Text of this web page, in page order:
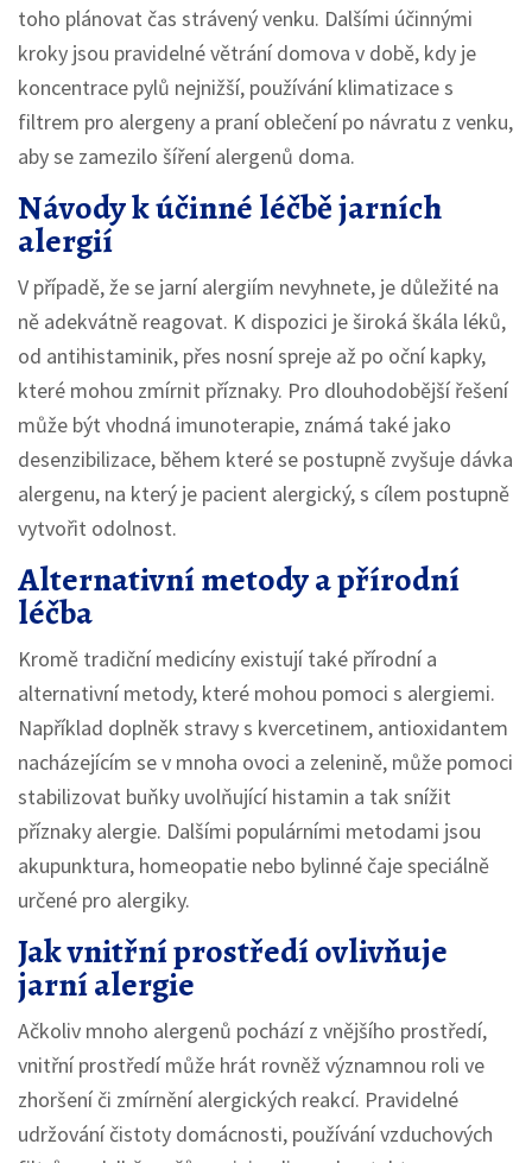
toho plánovat čas strávený venku. Dalšími účinnými
kroky jsou pravidelné větrání domova v době, kdy je
koncentrace pylů nejnižší, používání klimatizace s
filtrem pro alergeny a praní oblečení po návratu z venku,
aby se zamezilo šíření alergenů doma.
Návody k účinné léčbě jarních
alergií
V případě, že se jarní alergiím nevyhnete, je důležité na
ně adekvátně reagovat. K dispozici je široká škála léků,
od antihistaminik, přes nosní spreje až po oční kapky,
které mohou zmírnit příznaky. Pro dlouhodobější řešení
může být vhodná imunoterapie, známá také jako
desenzibilizace, během které se postupně zvyšuje dávka
alergenu, na který je pacient alergický, s cílem postupně
vytvořit odolnost.
Alternativní metody a přírodní
léčba
Kromě tradiční medicíny existují také přírodní a
alternativní metody, které mohou pomoci s alergiemi.
Například doplněk stravy s kvercetinem, antioxidantem
nacházejícím se v mnoha ovoci a zelenině, může pomoci
stabilizovat buňky uvolňující histamin a tak snížit
příznaky alergie. Dalšími populárními metodami jsou
akupunktura, homeopatie nebo bylinné čaje speciálně
určené pro alergiky.
Jak vnitřní prostředí ovlivňuje
jarní alergie
Ačkoliv mnoho alergenů pochází z vnějšího prostředí,
vnitřní prostředí může hrát rovněž významnou roli ve
zhoršení či zmírnění alergických reakcí. Pravidelné
udržování čistoty domácnosti, používání vzduchových